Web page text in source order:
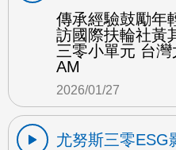
傳承經驗鼓勵年
訪國際扶輪社黃
三零小單元 台
AM
2026/01/27
尤努斯三零ESG